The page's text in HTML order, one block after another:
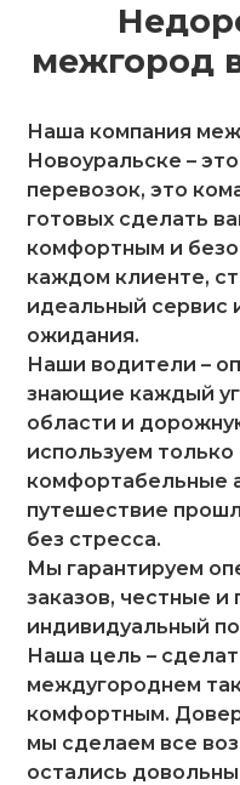
межгород
Наша компания
Новоуральске –
перевозок, это
готовых сделать
комфортным и
каждом клиенте,
идеальный сервис
ожидания.
Наши водители –
знающие каждый
области и
используем
комфортабельные
путешествие
без стресса.
Мы гарантируем
заказов, честные
индивидуальный
Наша цель –
междугороднем
комфортным.
мы сделаем все
остались